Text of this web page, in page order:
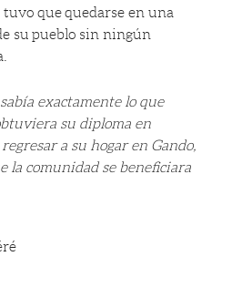
que quedarse en una
su pueblo sin ningún
exactamente lo que
su diploma en
a su hogar en Gando,
la comunidad se beneficiara